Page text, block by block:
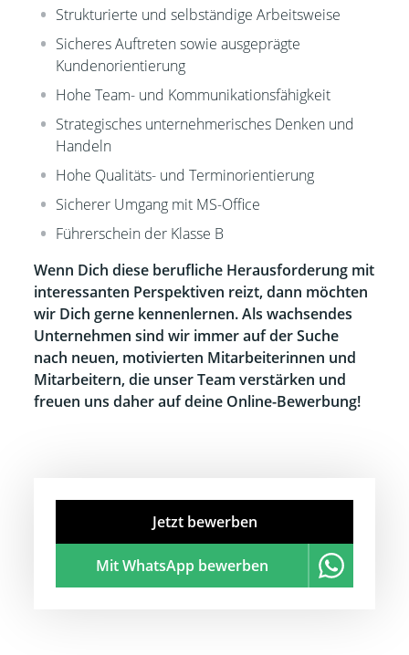
Strukturierte und selbständige Arbeitsweise
Sicheres Auftreten sowie ausgeprägte
Kundenorientierung
Hohe Team- und Kommunikationsfähigkeit
Strategisches unternehmerisches Denken und
Handeln
Hohe Qualitäts- und Terminorientierung
Sicherer Umgang mit MS-Office
Führerschein der Klasse B
Wenn Dich diese berufliche Herausforderung mit
interessanten Perspektiven reizt, dann möchten
wir Dich gerne kennenlernen. Als wachsendes
Unternehmen sind wir immer auf der Suche
nach neuen, motivierten Mitarbeiterinnen und
Mitarbeitern, die unser Team verstärken und
freuen uns daher auf deine Online-Bewerbung!
Jetzt bewerben
Mit WhatsApp bewerben